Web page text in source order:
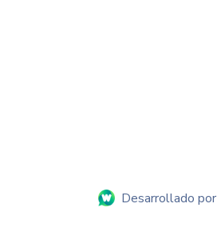
Desarrollado por